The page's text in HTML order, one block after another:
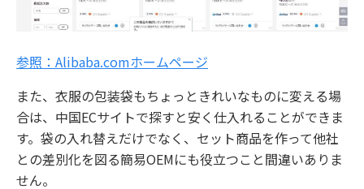
参照：Alibaba.comホームページ
また、衣服の包装袋もちょっときれいなものに変える場
合は、中国ECサイトで探すと安く仕入れることができま
す。袋の入れ替えだけでなく、セット商品を作って他社
との差別化を図る簡易OEMにも役立つこと間違いありま
せん。